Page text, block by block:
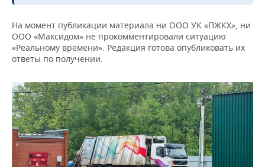
На момент публикации материала ни ООО УК «ПЖКХ», ни
ООО «Максидом» не прокомментировали ситуацию
«Реальному времени». Редакция готова опубликовать их
ответы по получении.